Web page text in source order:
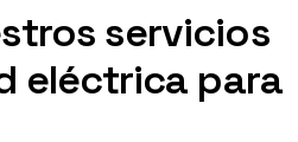
servicios
eléctrica para